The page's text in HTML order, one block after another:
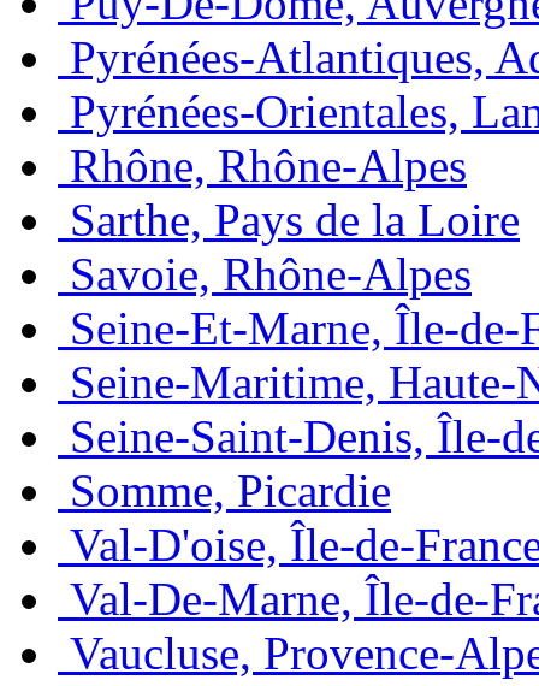
Pyrénées-Atlantiques,
Pyrénées-Orientales,
Rhône, Rhône-Alpes
Sarthe, Pays de la Loire
Savoie, Rhône-Alpes
Seine-Et-Marne, Île-de-
Seine-Maritime, Haute-
Seine-Saint-Denis, Île-
Somme, Picardie
Val-D'oise, Île-de-
Val-De-Marne, Île-de-
Vaucluse, Provence-